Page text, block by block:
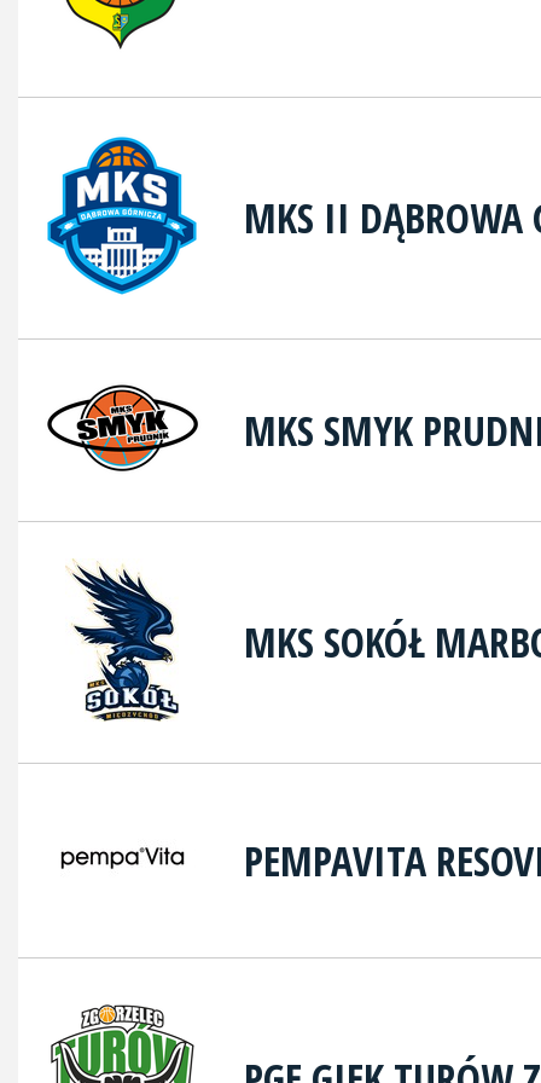
MKS II DĄBROWA
MKS SMYK
MKS SOKÓŁ
PEMPAVITA